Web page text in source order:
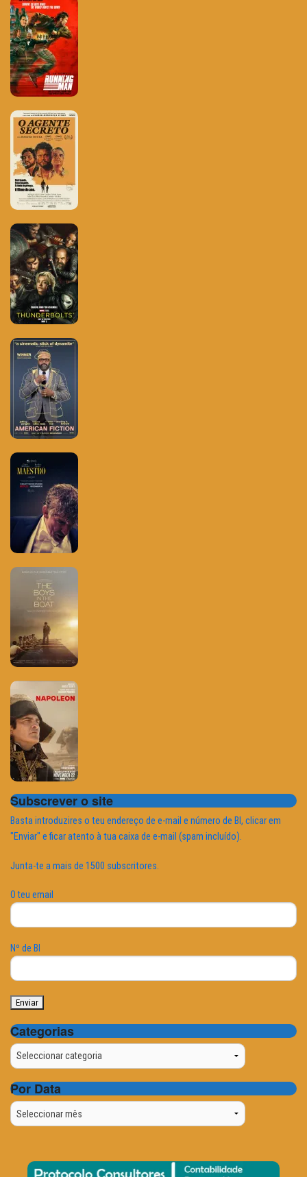
Subscrever o site
Basta introduzires o teu endereço de e-mail e número de BI, clicar em
"Enviar" e ficar atento à tua caixa de e-mail (spam incluído).
Junta-te a mais de 1500 subscritores.
O teu email
Nº de BI
Categorias
Categorias
Por Data
Por
Data